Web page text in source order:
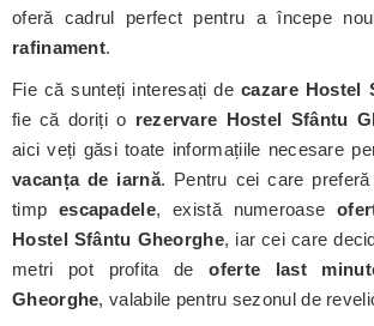
oferă cadrul perfect pentru a începe
rafinament.
Fie că sunteți interesați decazare Hostel
fie că doriți o rezervare Hostel Sfântu
aici veți găsi toate informațiile necesare
vacanța de iarnă. Pentru cei care
timp escapadele, există numeroase
Hostel Sfântu Gheorghe, iar cei care
metri pot profita deoferte last
Gheorghe, valabile pentru sezonul de